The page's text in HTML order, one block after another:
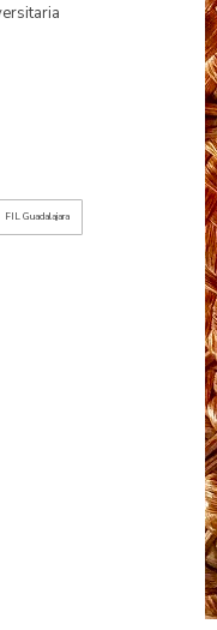
FIL Guadalajara